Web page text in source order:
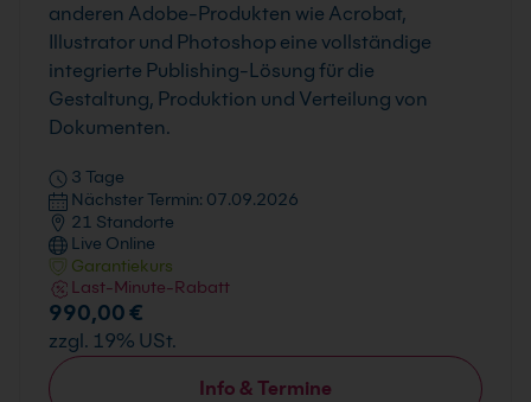
anderen Adobe-Produkten wie Acrobat,
Illustrator und Photoshop eine vollständige
integrierte Publishing-Lösung für die
Gestaltung, Produktion und Verteilung von
Dokumenten.
3 Tage
Nächster Termin: 07.09.2026
21 Standorte
Live Online
Garantiekurs
Last-Minute-Rabatt
Info & Termine
990,00 €
zzgl. 19% USt.